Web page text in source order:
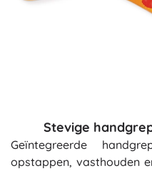
Stevige
Geïntegreerde
opstappen, vasthouden